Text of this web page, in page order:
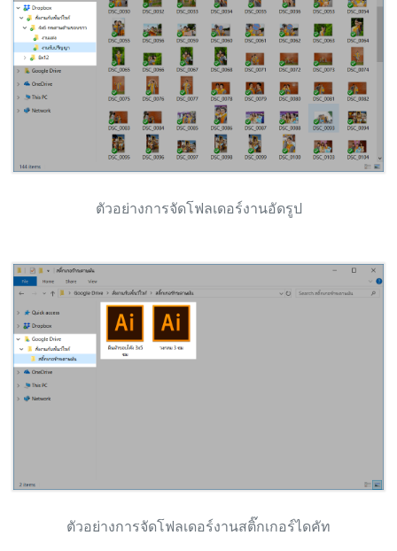
ตัวอย่างการจัดโฟลเดอร์งานอัดรูป
ตัวอย่างการจัดโฟลเดอร์งานสติ๊กเกอร์ไดคัท